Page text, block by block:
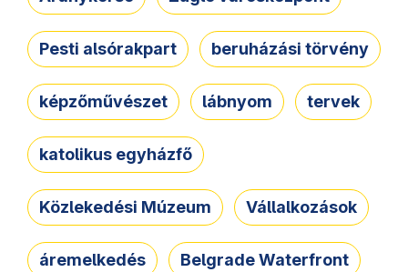
Pesti alsórakpart beruházási törvény
képzőművészet lábnyom tervek
katolikus egyházfő
Közlekedési Múzeum Vállalkozások
áremelkedés Belgrade Waterfront